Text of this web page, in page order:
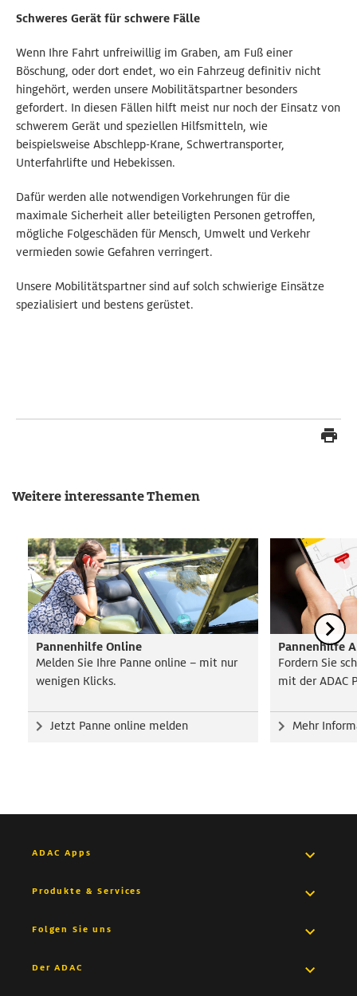
Schweres Gerät für schwere Fälle
Wenn Ihre Fahrt unfreiwillig im Graben, am Fuß einer
Böschung, oder dort endet, wo ein Fahrzeug definitiv nicht
hingehört, werden unsere Mobilitätspartner besonders
gefordert. In diesen Fällen hilft meist nur noch der Einsatz von
schwerem Gerät und speziellen Hilfsmitteln, wie
beispielsweise Abschlepp-Krane, Schwertransporter,
Unterfahrlifte und Hebekissen.
Dafür werden alle notwendigen Vorkehrungen für die
maximale Sicherheit aller beteiligten Personen getroffen,
mögliche Folgeschäden für Mensch, Umwelt und Verkehr
vermieden sowie Gefahren verringert.
Unsere Mobilitätspartner sind auf solch schwierige Einsätze
spezialisiert und bestens gerüstet.
Weitere interessante Themen
Pannenhilfe Online
Melden Sie Ihre Panne online – mit nur
wenigen Klicks.
Jetzt Panne online melden
Pannenhilfe
Fordern Sie
mit der ADAC
Mehr
ADAC Apps
Pannenhilfe App
Trips App
Produkte & Services
Versicherungen
Folgen Sie uns
Facebook
Der ADAC